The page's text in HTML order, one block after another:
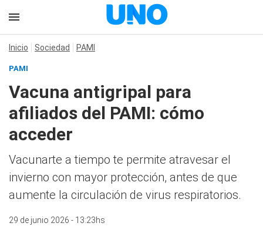
Inicio Sociedad PAMI
PAMI
Vacuna antigripal para
afiliados del PAMI: cómo
acceder
Vacunarte a tiempo te permite atravesar el
invierno con mayor protección, antes de que
aumente la circulación de virus respiratorios.
29 de junio 2026 - 13:23hs